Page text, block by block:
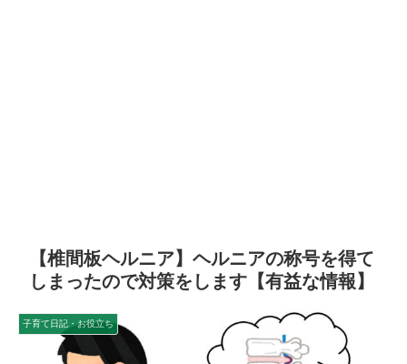
【椎間板ヘルニア】ヘルニアの称号を得て
しまったので対策をします【有益な情報】
子育て日記・お役立ち